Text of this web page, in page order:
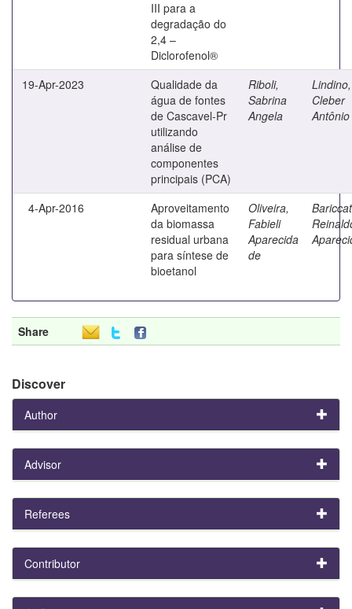
III para a
degradação do
2,4 –
Diclorofenol®
19-Apr-2023
Qualidade da
água de fontes
de Cascavel-Pr
utilizando
análise de
componentes
principais (PCA)
Riboli,
Sabrina
Angela
Lindino,
Cleber
Antônio
4-Apr-2016
Aproveitamento
da biomassa
residual urbana
para síntese de
bioetanol
Oliveira,
Fabieli
Aparecida
de
Share
Discover
Author
Advisor
Referees
Contributor